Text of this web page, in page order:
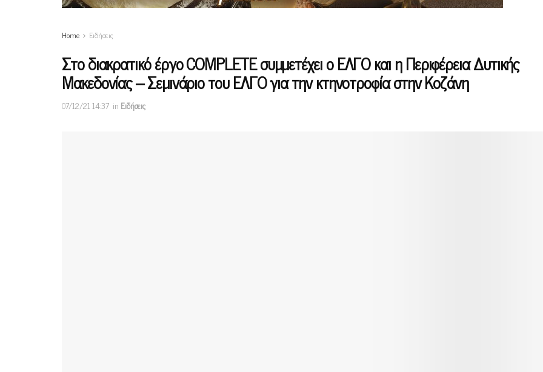
Home Ειδήσεις
Στο διακρατικό έργο COMPLETE συμμετέχει ο ΕΛΓΟ και η Περιφέρεια Δυτικής
Μακεδονίας – Σεμινάριο του ΕΛΓΟ για την κτηνοτροφία στην Κοζάνη
07/12/21 14:37 in Ειδήσεις